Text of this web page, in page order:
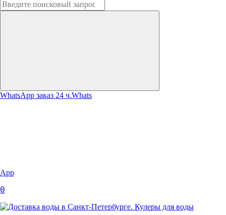
WhatsApp заказ 24 ч.Whats
App
0